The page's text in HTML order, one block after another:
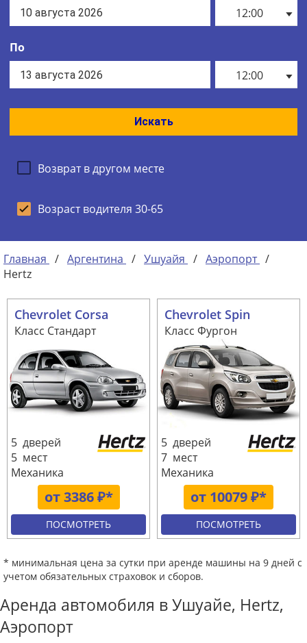
12:00
По
12:00
Искать
Возврат в другом месте
Возраст водителя 30-65
Главная / Аргентина / Ушуайя / Аэропорт /
Hertz
Chevrolet Corsa
Класс Стандарт
от 3386 ₽*
5 дверей
5 мест
Механика
ПОСМОТРЕТЬ
Chevrolet Spin
Класс Фургон
от 10079 ₽*
5 дверей
7 мест
Механика
ПОСМОТРЕТЬ
* минимальная цена за сутки при аренде машины на 9 дней с
учетом обязательных страховок и сборов.
Аренда автомобиля в Ушуайе, Hertz,
Аэропорт